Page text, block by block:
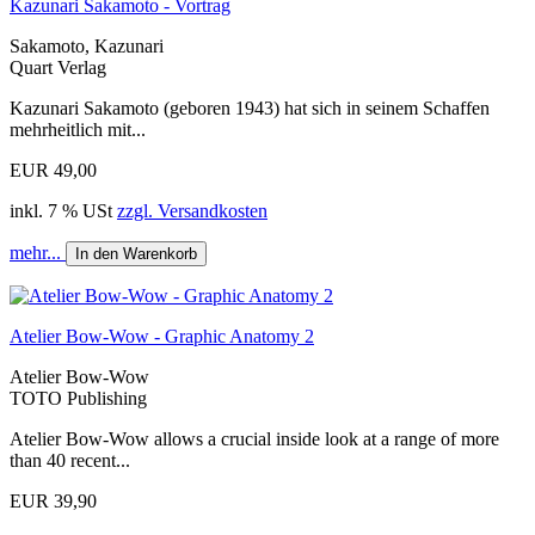
Kazunari Sakamoto - Vortrag
Sakamoto, Kazunari
Quart Verlag
Kazunari Sakamoto (geboren 1943) hat sich in seinem Schaffen
mehrheitlich mit...
EUR 49,00
inkl. 7 % USt zzgl. Versandkosten
mehr... In den Warenkorb
Atelier Bow-Wow - Graphic Anatomy 2
Atelier Bow-Wow
TOTO Publishing
Atelier Bow-Wow allows a crucial inside look at a range of more
than 40 recent...
EUR 39,90